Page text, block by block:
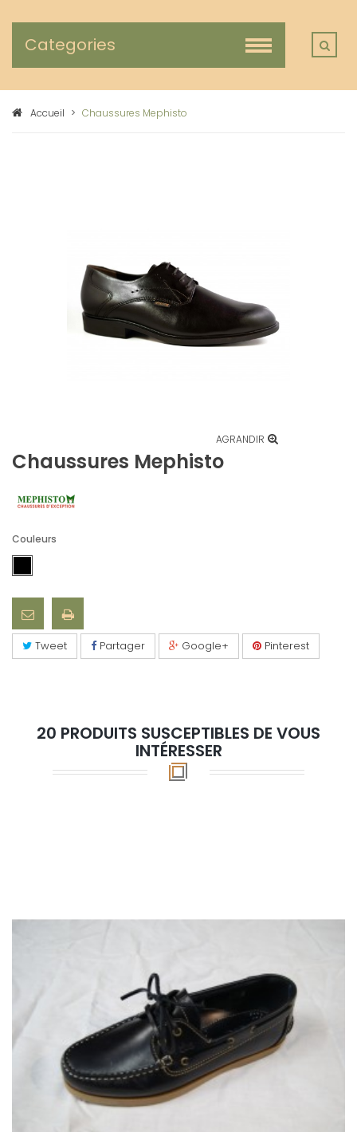
Categories
Accueil > Chaussures Mephisto
AGRANDIR
Chaussures Mephisto
Couleurs
Tweet Partager Google+ Pinterest
20 PRODUITS SUSCEPTIBLES DE VOUS
INTÉRESSER